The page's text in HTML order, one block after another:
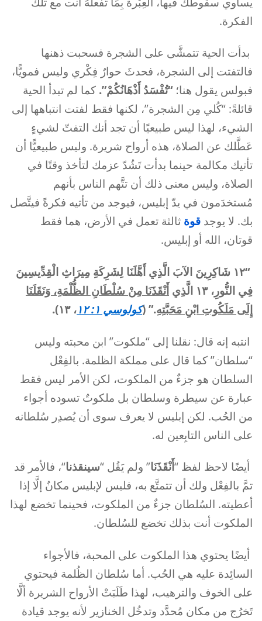
الفكرة.
بدأت الحية تتمشَّى على الشجرة فسحبت ذهنها
فالتفتت إلى الشجرة، فحدثَ حوارٌ فِكْري وليس فمويًّا،
فبولس يقول هنا؛ “تُفْسَدُ أَذْهَانُكُمْ”. كما لم تبدأ الحية
قائلةً: “كُلي مِن الشجرة”، لكنها فقط لفتت انتباهها إلى
الشيء، لهذا ليس طبيعيًا أن تجد أنك التفتّ لشيءٍ
عَطَّلك عن الصلاة، هذه أرواح شريرة. وليس طبيعيًّا أن
تأتيك مكالمة حينما بدأت تَشُدّ عزمك لتأخذ وقتًا في
الصلاة، وليس معنى ذلك أن تتَّهم الناس بأنهم
مُستخدَمون في يدّ إبليس، فيوجد من تأتيه فكرةً فيتَّصل
بك. لا يوجد قوة ثالثة تعمل في الأرض، هما فقط
قوتان، الله أو إبليس.
“
١٢ شَاكِرِينَ الآبَ الَّذِي أَهَّلَنَا لِشَرِكَةِ مِيرَاثِ الْقِدِّيسِينَ
فِي النُّورِ، ١٣ الَّذِي
أَنْقَذَنَا مِنْ سُلْطَانِ الظُّلْمَةِ، وَنَقَلَنَا
إِلَى مَلَكُوتِ ابْنِ مَحَبَّتِهِ.” (كولوسي ١: ١٢ ، ١٣).
انتبه إنه قال: نقلنا إلى “ملكوت” ابن محبته وليس
“سلطان” كما قال على مملكة الظلمة. بالفِعْل
السلطان هو جزءٌ من الملكوت، لكن الأمر ليس فقط
عبارة عن سيطرة وسلطان بل ملكوتٌ تسوده أجواء
من الحُب. لكن إبليس لا يعرف سوى أن يُصدِر سُلطانه
على الناس التابِعين له.
أيضًا لاحظ لفظ “أَنْقَذَنَا” ولم يَقُل “سينقذنا“، فالأمر قد
تمَّ بالفِعْل ولك أن تتمتَّع به، فليس لإبليس مكانٌ إلَّا إذا
أعطيته. السُلطان جزءٌ من الملكوت، فحينما تخضع لهذا
الملكوت أنت بذلك تخضع للسُلطان.
أيضًا يحتوي هذا الملكوت على المحبة، فالأجواء
السائِدة عليه هي الحُب. أما سُلطان الظُلمة فيحتوي
على الخوف والترهيب، لهذا طَلَبَتْ الأرواح الشريرة ألَّا
تَخرُج من مكان مُحدَّد وتدخُل الخنازير لأنه يوجد قيادة